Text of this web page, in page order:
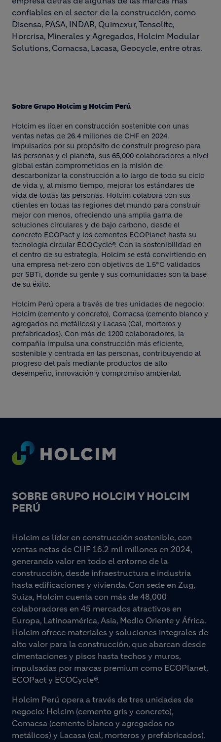
confiables en el sector de la construcción, como
Disensa, PASA, INDAR, Quimexur, Tensolite,
Horcrisa, Minerales y Agregados, Holcim Modular
Solutions, Comacsa, Lacasa, Geocycle, entre otras.
Sobre Grupo Holcim y Holcim Perú
Holcim es líder en construcción sostenible con unas
ventas netas de 26.4 millones de CHF en 2024.
Impulsados por su propósito de construir progreso para
las personas y el planeta, sus 65,000 colaboradores a nivel
global están comprometidos en la misión de
descarbonizar la construcción a lo largo de todo su ciclo
de vida y, al mismo tiempo, mejorar los estándares de
vida de todas las personas. Holcim colabora con sus
clientes en todas las regiones del mundo para construir
mejor con menos, ofreciendo una amplia gama de
soluciones circulares y de bajo carbono, desde el
concreto ECOPact y los cementos ECOPlanet hasta su
tecnología circular ECOCycle®. Con la sostenibilidad en
el centro de su estrategia, Holcim se está convirtiendo en
una empresa net-zero con objetivos de 1.5°C validados
por SBTi, donde su gente y sus comunidades son la base
de su éxito.
Holcim Perú opera a través de tres unidades de negocio:
Holcim (cemento y concreto), Comacsa (cemento blanco y
agregados no metálicos) y Lacasa (Cal, morteros y
prefabricados). Con más de 1200 colaboradores, la
compañía impulsa una construcción más eficiente,
sostenible y centrada en las personas, contribuyendo al
progreso del país mediante productos de alto
desempeño, innovación y compromiso ambiental.
Footer
SOBRE GRUPO HOLCIM Y HOLCIM
PERÚ
Holcim es líder en construcción sostenible, con
ventas netas de CHF 16.2 mil millones en 2024,
generando valor en todo el entorno de la
construcción, desde infraestructura e industria
hasta edificaciones y vivienda. Con sede en Zug,
Suiza, Holcim cuenta con más de 48,000
colaboradores en 45 mercados atractivos en
Europa, Latinoamérica, Asia, Medio Oriente y África.
Holcim ofrece materiales y soluciones integrales de
alto valor para la construcción, que abarcan desde
cimentaciones y pisos hasta techos y muros,
impulsadas por marcas premium como ECOPlanet,
ECOPact y ECOCycle®.
Holcim Perú opera a través de tres unidades de
negocio: Holcim (cemento gris y concreto),
Comacsa (cemento blanco y agregados no
metálicos) y Lacasa (cal, morteros y prefabricados).